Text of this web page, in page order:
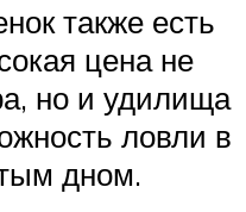
также есть
цена не
но и удилища
ловли в
дном.